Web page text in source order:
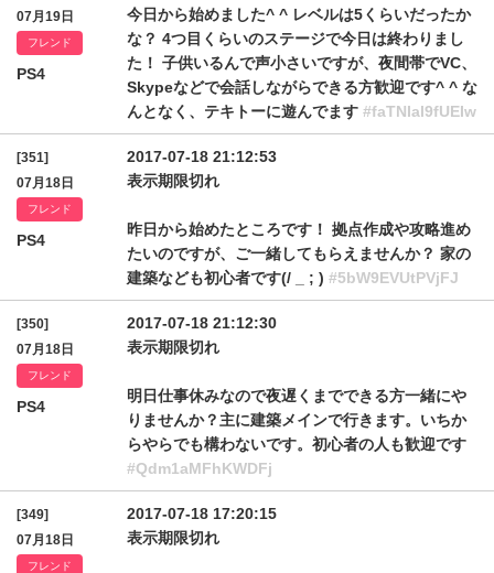
07月19日
フレンド
PS4
今日から始めました^ ^ レベルは5くらいだったか
な？ 4つ目くらいのステージで今日は終わりまし
た！ 子供いるんで声小さいですが、夜間帯でVC、
Skypeなどで会話しながらできる方歓迎です^ ^ な
んとなく、テキトーに遊んでます #faTNIal9fUEIw
[351]
07月18日
フレンド
PS4
2017-07-18 21:12:53
表示期限切れ
昨日から始めたところです！ 拠点作成や攻略進め
たいのですが、ご一緒してもらえませんか？ 家の
建築なども初心者です(/ _ ; ) #5bW9EVUtPVjFJ
[350]
07月18日
フレンド
PS4
2017-07-18 21:12:30
表示期限切れ
明日仕事休みなので夜遅くまでできる方一緒にや
りませんか？主に建築メインで行きます。いちか
らやらでも構わないです。初心者の人も歓迎です
#Qdm1aMFhKWDFj
[349]
07月18日
フレンド
2017-07-18 17:20:15
表示期限切れ